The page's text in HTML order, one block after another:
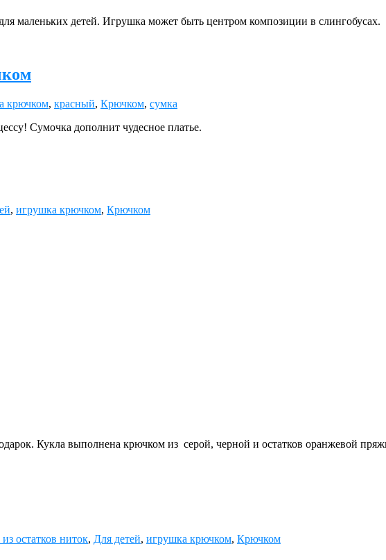
маленьких детей. Игрушка может быть центром композиции в
крючком, красный, Крючком, сумка
Сумочка дополнит чудесное платье.
, игрушка крючком, Крючком
Кукла выполнена крючком из серой, черной и остатков оранжевой
из остатков ниток, Для детей, игрушка крючком, Крючком